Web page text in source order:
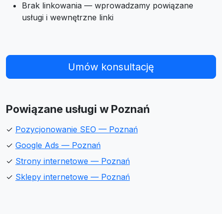
Brak linkowania — wprowadzamy powiązane
usługi i wewnętrzne linki
Umów konsultację
Powiązane usługi w Poznań
✓ Pozycjonowanie SEO — Poznań
✓ Google Ads — Poznań
✓ Strony internetowe — Poznań
✓ Sklepy internetowe — Poznań